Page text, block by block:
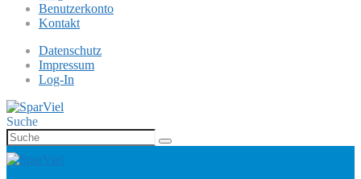
Benutzerkonto
Kontakt
Datenschutz
Impressum
Log-In
Suche